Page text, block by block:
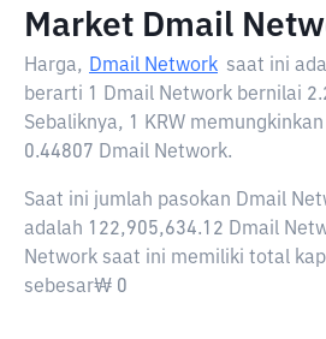
Market Dmail
Harga, Dmail Network saat ini
berarti 1 Dmail Network bernilai
Sebaliknya, 1 KRW
0.44807 Dmail Network.
Saat ini jumlah pasokan Dmail
adalah 122,905,634.12 Dmail
Network saat ini memiliki total
sebesar₩ 0